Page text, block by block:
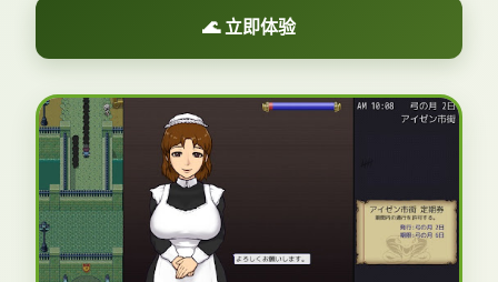
🌊 立即体验